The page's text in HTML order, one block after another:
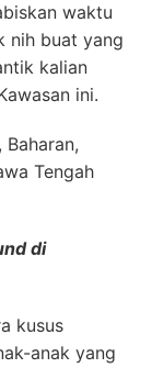
waktu
nih buat yang
kalian
ini.
Tengah
di
kusus
anak yang